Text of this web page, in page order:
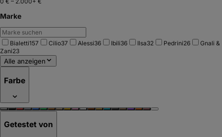
Marke
Bialetti157 Cilio37 Alessi36 Ibili36 Ilsa32 Pedrini26
Gnali &
Zani23
Alle anzeigen
Farbe
Getestet von